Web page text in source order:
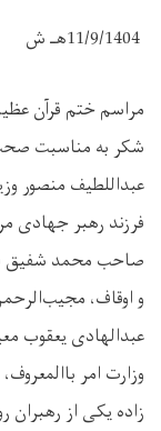
11/9/1404هـ‌ ش
مراسم ختم قرآن
شکر به مناسبت
عبداللطیف منصور
فرزند رهبر
صاحب محمد شفیق
و اوقاف،
عبدالهادی یعقوب
وزارت امر
زاده یکی از